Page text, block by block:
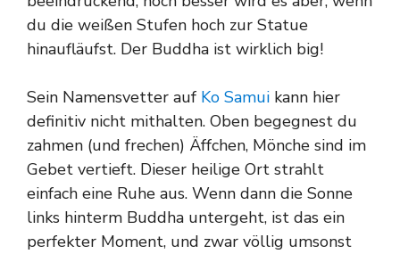
du die weißen Stufen hoch zur Statue
hinaufläufst. Der Buddha ist wirklich big!
Sein Namensvetter auf Ko Samui kann hier
definitiv nicht mithalten. Oben begegnest du
zahmen (und frechen) Äffchen, Mönche sind im
Gebet vertieft. Dieser heilige Ort strahlt
einfach eine Ruhe aus. Wenn dann die Sonne
links hinterm Buddha untergeht, ist das ein
perfekter Moment, und zwar völlig umsonst